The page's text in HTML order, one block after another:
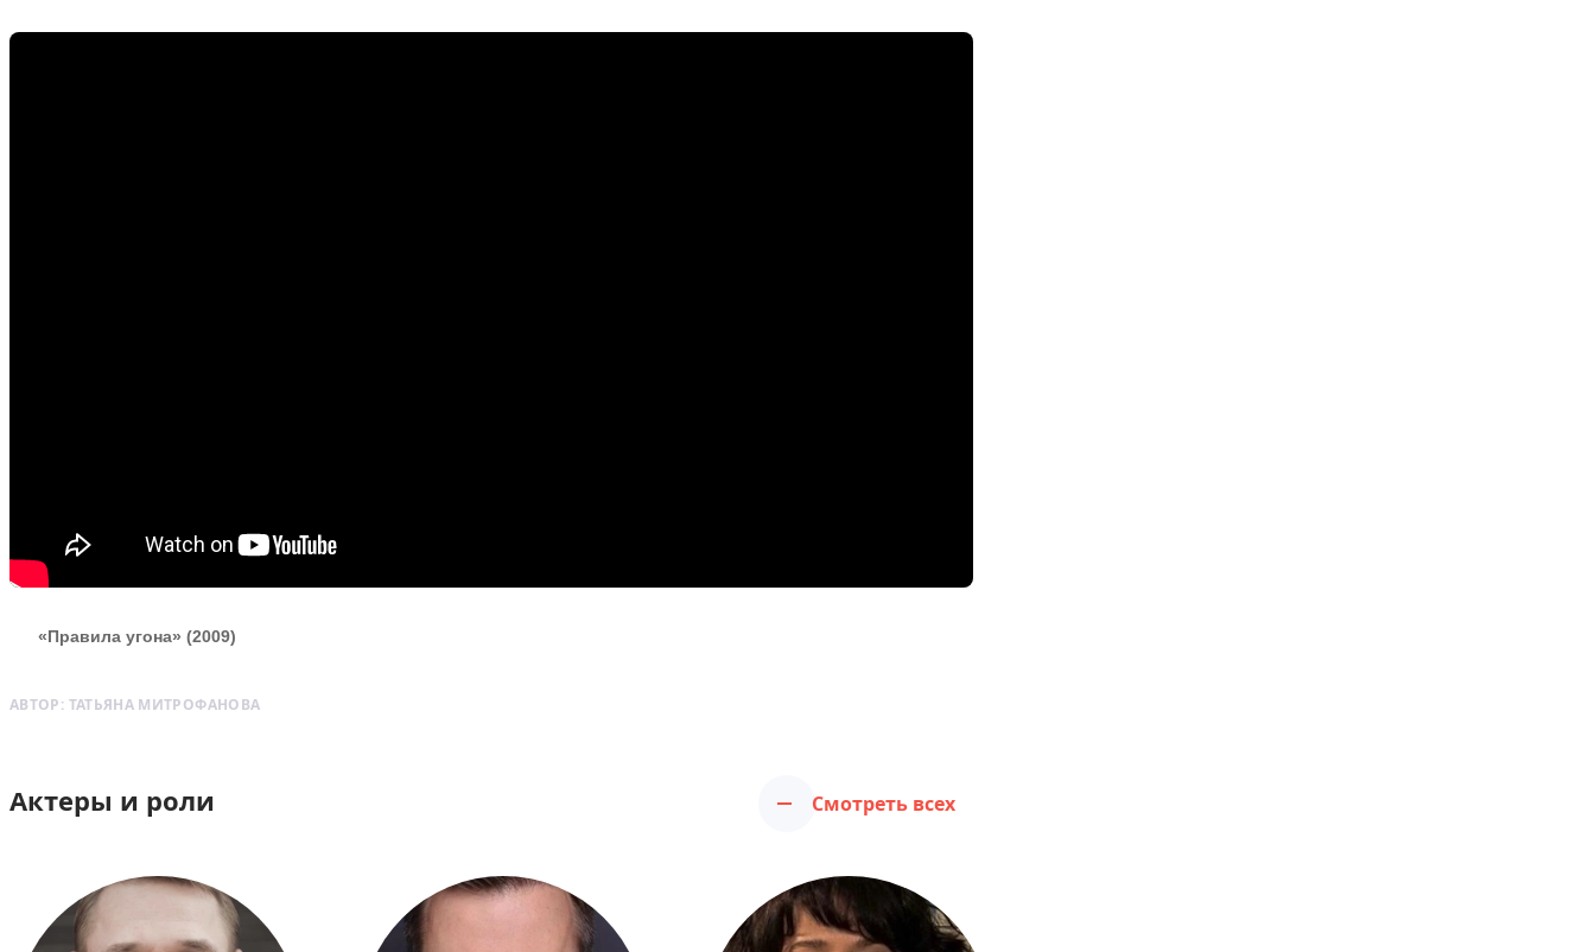
«Правила угона» (2009)
АВТОР: ТАТЬЯНА МИТРОФАНОВА
Актеры и роли Смотреть всех